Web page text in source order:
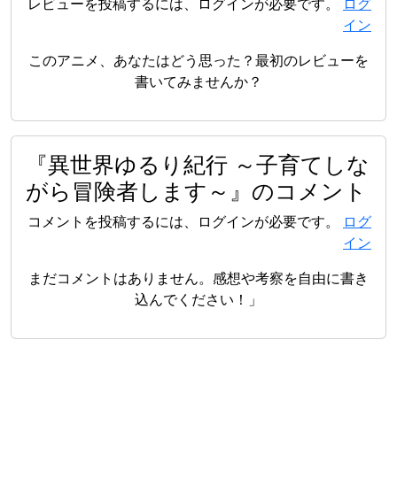
レビューを投稿するには、ログインが必要です。
ログ
イン
このアニメ、あなたはどう思った？最初のレビューを
書いてみませんか？
『異世界ゆるり紀行 ～子育てしな
がら冒険者します～』のコメント
コメントを投稿するには、ログインが必要です。
ログ
イン
まだコメントはありません。感想や考察を自由に書き
込んでください！」